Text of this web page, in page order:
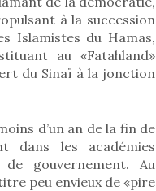
à la succession
Islamistes du Hamas,
au «Fatahland»
du Sinaï à la jonction
d’un an de la fin de
dans les académies
gouvernement. Au
peu envieux de «pire